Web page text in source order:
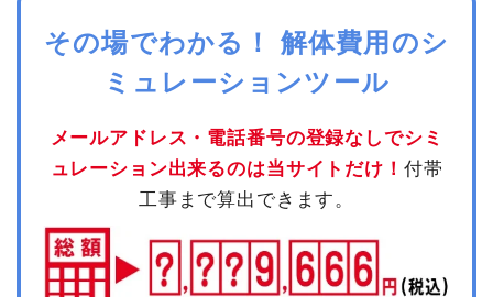
その場でわかる！ 解体費用のシ
ミュレーションツール
メールアドレス・電話番号の登録なしでシミ
ュレーション出来るのは当サイトだけ！ 付帯
工事まで算出できます。